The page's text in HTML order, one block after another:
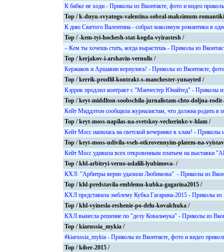
К бабке не ходи - Приколы из Вконтакте, фото и видео
Top / k-dnyu-svyatogo-valentina-sobral-maksimum-
К дню Святого Валентина - собрал максимум романтики в
Top / -kem-tyi-hochesh-stat-kogda-vyirastesh /
– Кем ты хочешь стать, когда вырастешь - Приколы из
Top / kerjakov-i-arshavin-vernulis /
Кержаков и Аршавин вернулись! - Приколы из Вконтакте,
Top / kerrik-prodlil-kontrakt-s-manchester-yunayted /
Кэррик продлил контракт с "Манчестер Юнайтед" - Приколы
Top / keyt-middlton-soobschila-jurnalistam-chto-doljna-rodit-
Кейт Миддлтон сообщила журналистам, что должна родить в
Top / keyt-moss-napilas-na-svetskoy-vecherinke-v-hlam /
Кейт Мосс напилась на светской вечеринке в хлам! - Приколы
Top / keyt-moss-udivila-vseh-otkrovennyim-platem-na-
Кейт Мосс удивила всех откровенным платьем на выставки
Top / khl-arbitryi-verno-udalili-lyubimova- /
КХЛ: "Арбитры верно удалили Любимова" - Приколы из
Top / khl-predstavila-emblemu-kubka-gagarina2015 /
КХЛ представила эмблему Кубка Гагарина-2015 - Приколы из
Top / khl-vyinesla-reshenie-po-delu-kovalchuka /
КХЛ вынесла решение по "делу Ковальчука" - Приколы из
Top / kiarussia_mykia /
#kiarussia_mykia - Приколы из Вконтакте, фото и видео
Top / kiber-2015 /